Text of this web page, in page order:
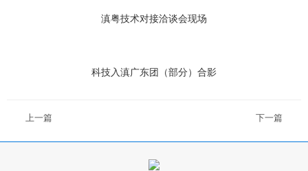
滇粤技术对接洽谈会现场
科技入滇广东团（部分）合影
上一篇 下一篇